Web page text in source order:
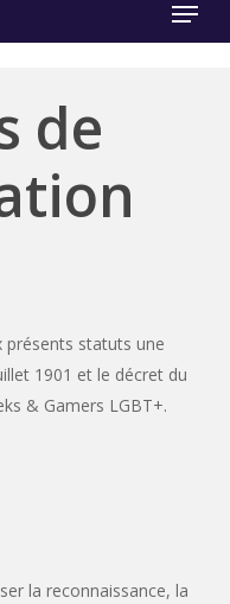
de
présents statuts une
1901 et le décret du
& Gamers LGBT+.
la reconnaissance, la